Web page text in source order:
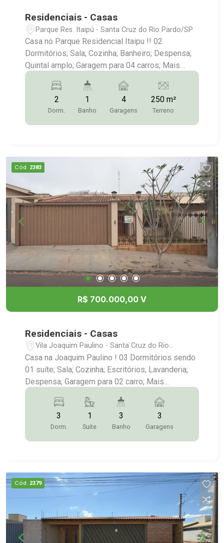
Residenciais - Casas
Parque Res. Itaipú - Santa Cruz do Rio Pardo/SP
Casa no Parque Residencial Itaipu !! 02
Dormitórios; Sala; Cozinha; Banheiro; Despensa;
Quintal amplo; Garagem para 04 carros; Mais
Informações:(14)9.9743-9789/9.9613-
5228/3372-2528
2
Dorm.
1
Banho
4
Garagens
250 m²
Terreno
Cód. 2383
R$ 700.000,00 V
Residenciais - Casas
Vila Joaquim Paulino - Santa Cruz do Rio
Pardo/SP
Casa na Joaquim Paulino ! 03 Dormitórios sendo
01 suíte; Sala; Cozinha; Escritórios; Lavanderia;
Despensa; Garagem para 02 carro; Mais
Informações:(14)9.9743-9789/9.9613-
5228/3372-2528
3
Dorm.
1
Suite
3
Banho
3
Garagens
Cód. 2379